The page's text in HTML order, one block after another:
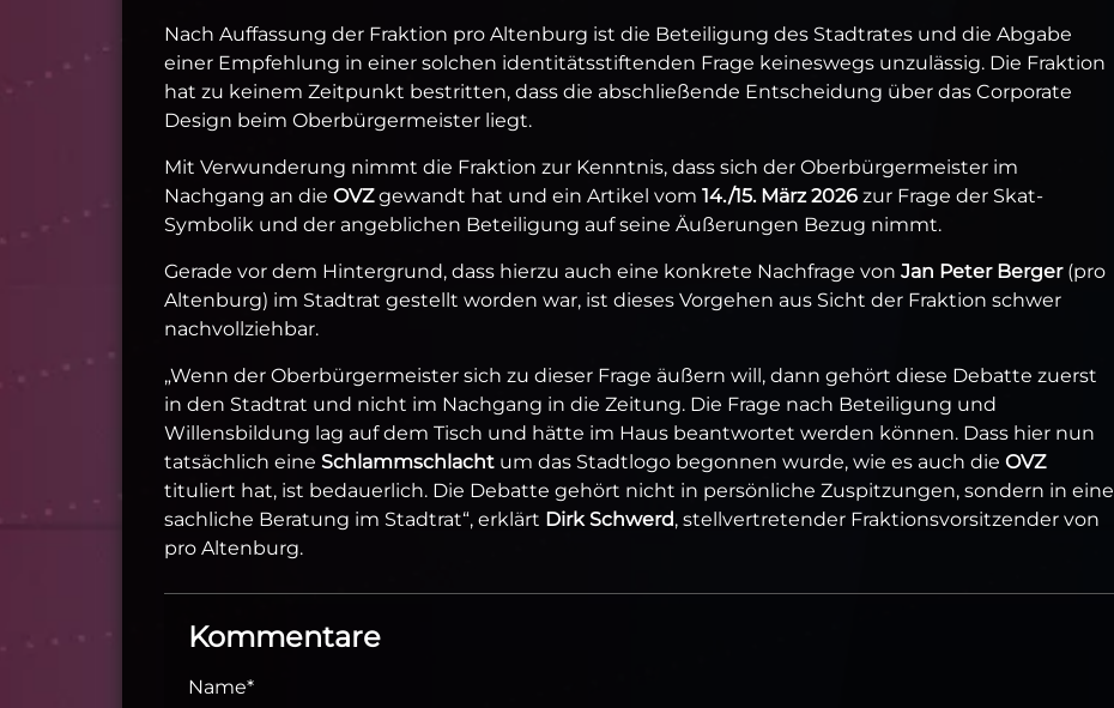
Nach Auffassung der Fraktion pro Altenburg ist die Beteiligung des Stadtrates und die Abgabe
einer Empfehlung in einer solchen identitätsstiftenden Frage keineswegs unzulässig. Die Fraktion
hat zu keinem Zeitpunkt bestritten, dass die abschließende Entscheidung über das Corporate
Design beim Oberbürgermeister liegt.
Mit Verwunderung nimmt die Fraktion zur Kenntnis, dass sich der Oberbürgermeister im
Nachgang an die OVZgewandt hat und ein Artikel vom 14./15. März 2026 zur Frage der Skat-
Symbolik und der angeblichen Beteiligung auf seine Äußerungen Bezug nimmt.
Gerade vor dem Hintergrund, dass hierzu auch eine konkrete Nachfrage von Jan Peter Berger(pro
Altenburg) im Stadtrat gestellt worden war, ist dieses Vorgehen aus Sicht der Fraktion schwer
nachvollziehbar.
„Wenn der Oberbürgermeister sich zu dieser Frage äußern will, dann gehört diese Debatte zuerst
in den Stadtrat und nicht im Nachgang in die Zeitung. Die Frage nach Beteiligung und
Willensbildung lag auf dem Tisch und hätte im Haus beantwortet werden können. Dass hier nun
tatsächlich eine Schlammschlacht um das Stadtlogo begonnen wurde, wie es auch die OVZ
tituliert hat, ist bedauerlich. Die Debatte gehört nicht in persönliche Zuspitzungen, sondern in eine
sachliche Beratung im Stadtrat“, erklärt Dirk Schwerd, stellvertretender Fraktionsvorsitzender von
pro Altenburg.
Kommentare
Name*